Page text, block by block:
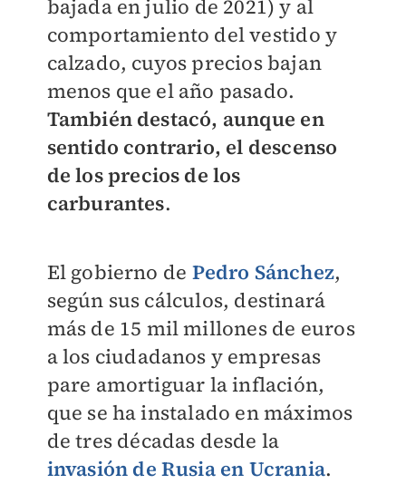
bajada en julio de 2021) y al
comportamiento del vestido y
calzado, cuyos precios bajan
menos que el año pasado.
También destacó, aunque en
sentido contrario, el descenso
de los precios de los
carburantes.
El gobierno de Pedro Sánchez,
según sus cálculos, destinará
más de 15 mil millones de euros
a los ciudadanos y empresas
pare amortiguar la inflación,
que se ha instalado en máximos
de tres décadas desde la
invasión de Rusia en Ucrania.